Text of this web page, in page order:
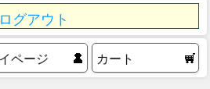
ログアウト
ページ カート